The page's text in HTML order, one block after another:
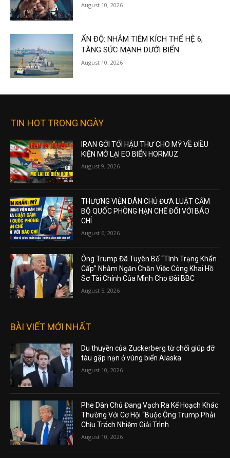
August 10, 2026
ẤN ĐỘ: NHẮM TIÊM KÍCH THẾ HỆ 6,
TĂNG SỨC MẠNH DƯỚI BIỂN
August 10, 2026
TIN HOT TRONG NGÀY
IRAN GỞI TỐI HẬU THƯ CHO MỸ VỀ ĐIỀU
KIỆN MỞ LẠI EO BIỂN HORMUZ
August 9, 2026
THƯỢNG VIỆN DÂN CHỦ ĐƯA LUẬT CẤM
BỘ QUỐC PHÒNG HẠN CHẾ ĐỐI VỚI BÁO
CHÍ
August 6, 2026
Ông Trump Đã Tuyên Bố “Tình Trạng Khẩn
Cấp” Nhằm Ngăn Chặn Việc Công Khai Hồ
Sơ Tài Chính Của Mình Cho Đài BBC
August 5, 2026
BÀI VIẾT MỚI NHẤT
Du thuyền của Zuckerberg từ chối giúp đỡ
tàu gặp nạn ở vùng biển Alaska
August 10, 2026
Phe Dân Chủ Đang Vạch Ra Kế Hoạch Khác
Thường Với Cơ Hội “Buộc Ông Trump Phải
Chịu Trách Nhiệm Giải Trình.
August 10, 2026